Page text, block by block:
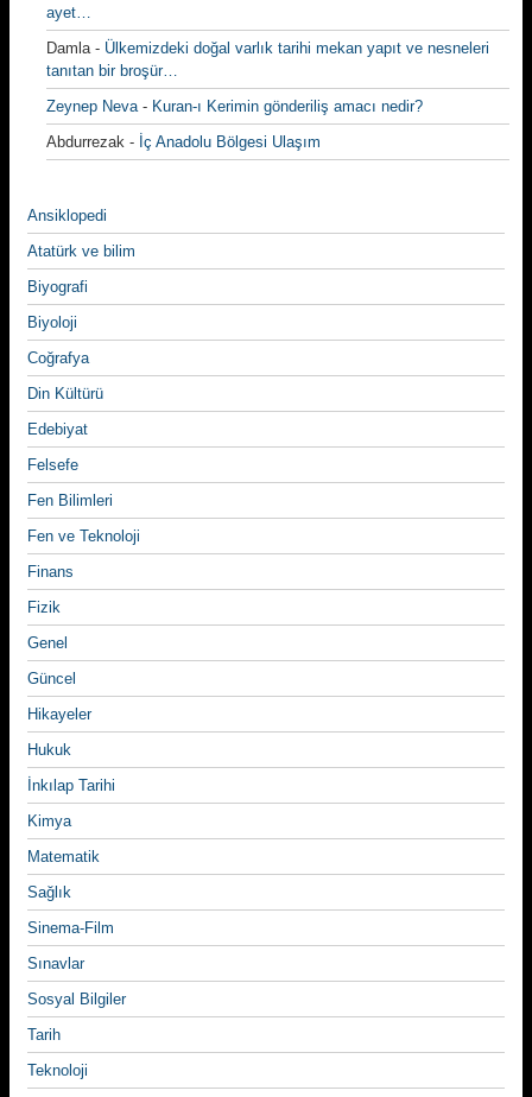
ayet…
Damla- Ülkemizdeki doğal varlık tarihi mekan yapıt ve nesneleri
tanıtan bir broşür…
Zeynep Neva- Kuran-ı Kerimin gönderiliş amacı nedir?
Abdurrezak - İç Anadolu Bölgesi Ulaşım
Ansiklopedi
Atatürk ve bilim
Biyografi
Biyoloji
Coğrafya
Din Kültürü
Edebiyat
Felsefe
Fen Bilimleri
Fen ve Teknoloji
Finans
Fizik
Genel
Güncel
Hikayeler
Hukuk
İnkılap Tarihi
Kimya
Matematik
Sağlık
Sinema-Film
Sınavlar
Sosyal Bilgiler
Tarih
Teknoloji